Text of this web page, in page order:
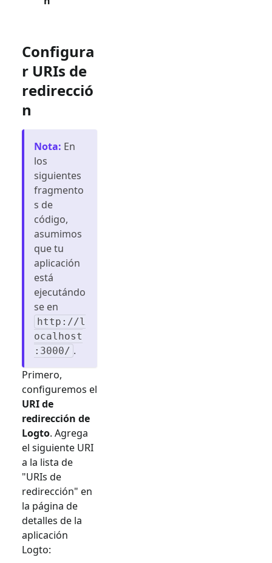
Configura
r URIs de
redirecció
n
Nota: En
los
siguientes
fragmento
s de
código,
asumimos
que tu
aplicación
está
ejecutándo
se en
http://l
ocalhost
:3000/ .
Primero,
configuremos el
URI de
redirección de
Logto. Agrega
el siguiente URI
a la lista de
"URIs de
redirección" en
la página de
detalles de la
aplicación
Logto: